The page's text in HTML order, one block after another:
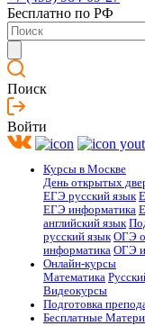
Бесплатно по РФ
Поиск
Войти
Курсы в Москве
День открытых
ЕГЭ русский язык
ЕГЭ информатика
английский язык
русский язык ОГЭ
информатика ОГЭ
Онлайн-курсы
Математика
Видеокурсы
Подготовка
Бесплатные